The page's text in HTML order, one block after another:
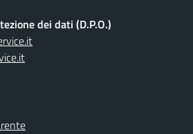
dei dati (D.P.O.)